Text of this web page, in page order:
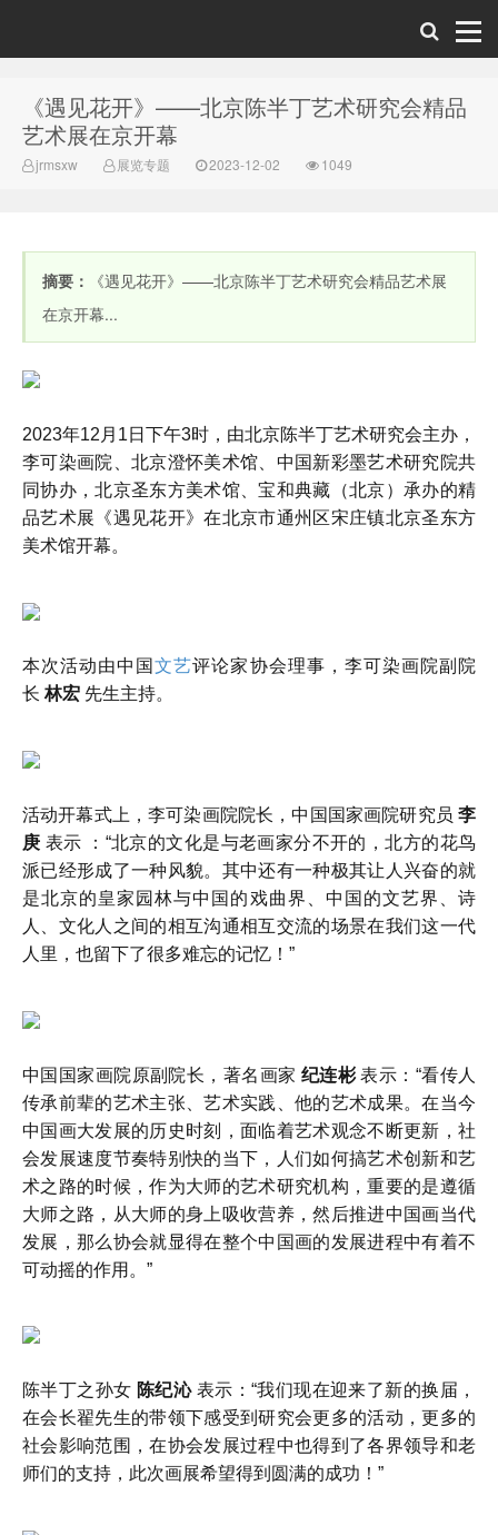
美术新闻网-中
《遇见花开》——北京陈半丁艺术研究会精品
艺术展在京开幕
jrmsxw 展览专题 2023-12-02 1049
摘要：
《遇见花开》——北京陈半丁艺术研究会精品艺术展
在京开幕...
2023年12月1日下午3时，由北京陈半丁艺术研究会主办，
李可染画院、北京澄怀美术馆、中国新彩墨艺术研究院共
同协办，北京圣东方美术馆、宝和典藏（北京）承办的精
品艺术展《遇见花开》在北京市通州区宋庄镇北京圣东方
美术馆开幕。
本次活动由中国文艺评论家协会理事，李可染画院副院
长林宏 先生主持。
活动开幕式上，李可染画院院长，中国国家画院研究员 李
庚 表示 ：“北京的文化是与老画家分不开的，北方的花鸟
派已经形成了一种风貌。其中还有一种极其让人兴奋的就
是北京的皇家园林与中国的戏曲界、中国的文艺界、诗
人、文化人之间的相互沟通相互交流的场景在我们这一代
人里，也留下了很多难忘的记忆！”
中国国家画院原副院长，著名画家 纪连彬表示：“看传人
传承前辈的艺术主张、艺术实践、他的艺术成果。在当今
中国画大发展的历史时刻，面临着艺术观念不断更新，社
会发展速度节奏特别快的当下，人们如何搞艺术创新和艺
术之路的时候，作为大师的艺术研究机构，重要的是遵循
大师之路，从大师的身上吸收营养，然后推进中国画当代
发展，那么协会就显得在整个中国画的发展进程中有着不
可动摇的作用。”
陈半丁之孙女 陈纪沁 表示：“我们现在迎来了新的换届，
在会长翟先生的带领下感受到研究会更多的活动，更多的
社会影响范围，在协会发展过程中也得到了各界领导和老
师们的支持，此次画展希望得到圆满的成功！”